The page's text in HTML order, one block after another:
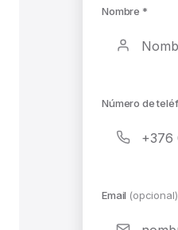
Nombre *
Número de
Email (opcional)